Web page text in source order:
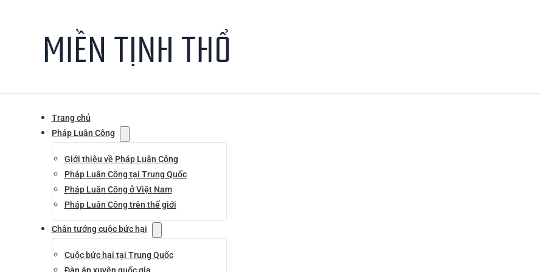
Trang chủ
Pháp Luân Công
Giới thiệu về Pháp Luân Công
Pháp Luân Công tại Trung Quốc
Pháp Luân Công ở Việt Nam
Pháp Luân Công trên thế giới
Chân tướng cuộc bức hại
Cuộc bức hại tại Trung Quốc